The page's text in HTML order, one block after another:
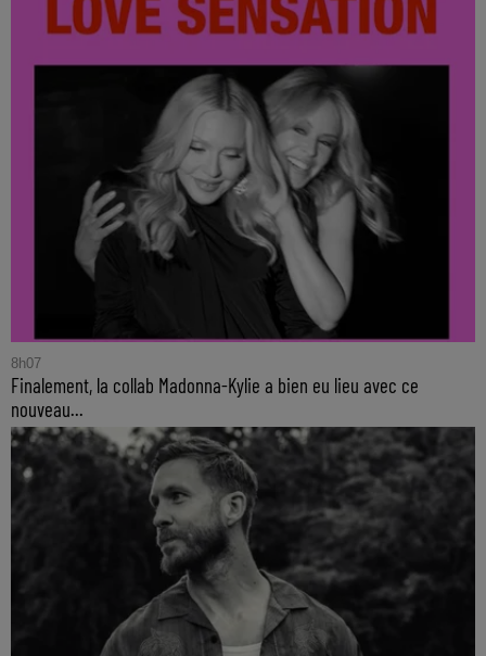
8h07
Finalement, la collab Madonna-Kylie a bien eu lieu avec ce
nouveau...